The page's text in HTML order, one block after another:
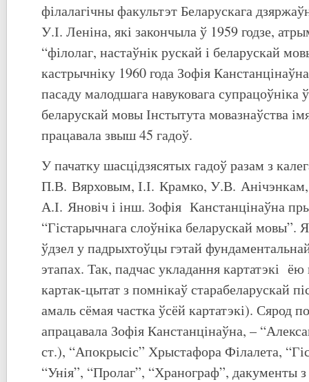
філалагічны факультэт Беларускага
У.І. Леніна, які закончыла ў 1959 годзе,
“філолаг, настаўнік рускай і беларускай
кастрычніку 1960 года Зофія
пасаду малодшага навуковага супрацоўніка
беларускай мовы Інстытута мовазнаўства
працавала звыш 45 гадоў.
У пачатку шасцідзясятых гадоў разам з
П.В. Вярховым, І.І. Крамко, У.В.
А.І. Яновіч і інш. Зофія Канстанцінаўна
“Гістарычнага слоўніка беларускай
ўдзел у падрыхтоўцы гэтай
этапах. Так, падчас укладання картатэкі
картак-цытат з помнікаў старабеларускай
амаль сёмая частка ўсёй картатэкі). Сярод
апрацавала Зофія Канстанцінаўна, –
ст.), “Апокрысіс” Хрыстафора Філалета,
“Унiя”, “Пролаг”, “Хранограф”, дакументы